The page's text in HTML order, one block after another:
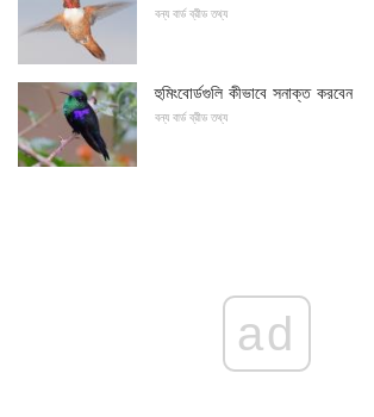
বন্য বার্ড ব্রীড তথ্য
হুমিংবোর্ডগুলি কীভাবে সনাক্ত করবেন
বন্য বার্ড ব্রীড তথ্য
ad